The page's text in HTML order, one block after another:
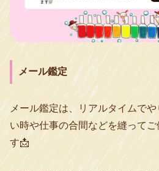
メール鑑定
メール鑑定は、リアルタイムで
い時や仕事の合間などを縫って
す📩